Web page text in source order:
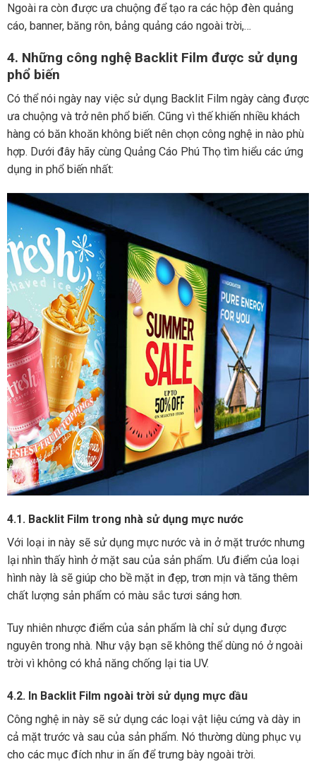
Ngoài ra còn được ưa chuộng để tạo ra các hộp đèn quảng
cáo, banner, băng rôn, bảng quảng cáo ngoài trời,…
4. Những công nghệ Backlit Film được sử dụng
phổ biến
Có thể nói ngày nay việc sử dụng Backlit Film ngày càng được
ưa chuộng và trở nên phổ biến. Cũng vì thế khiến nhiều khách
hàng có băn khoăn không biết nên chọn công nghệ in nào phù
hợp. Dưới đây hãy cùng Quảng Cáo Phú Thọ tìm hiểu các ứng
dụng in phổ biến nhất:
4.1. Backlit Film trong nhà sử dụng mực nước
Với loại in này sẽ sử dụng mực nước và in ở mặt trước nhưng
lại nhìn thấy hình ở mặt sau của sản phẩm. Ưu điểm của loại
hình này là sẽ giúp cho bề mặt in đẹp, trơn mịn và tăng thêm
chất lượng sản phẩm có màu sắc tươi sáng hơn.
Tuy nhiên nhược điểm của sản phẩm là chỉ sử dụng được
nguyên trong nhà. Như vậy bạn sẽ không thể dùng nó ở ngoài
trời vì không có khả năng chống lại tia UV.
4.2. In Backlit Film ngoài trời sử dụng mực dầu
Công nghệ in này sẽ sử dụng các loại vật liệu cứng và dày in
cả mặt trước và sau của sản phẩm. Nó thường dùng phục vụ
cho các mục đích như in ấn để trưng bày ngoài trời.